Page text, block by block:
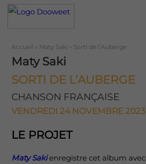
Accueil » Maty Saki – Sorti de l’Auberge
Maty Saki
SORTI DE L’AUBERGE
CHANSON FRANÇAISE
VENDREDI 24 NOVEMBRE
LE PROJET
Maty Sakienregistre cet album